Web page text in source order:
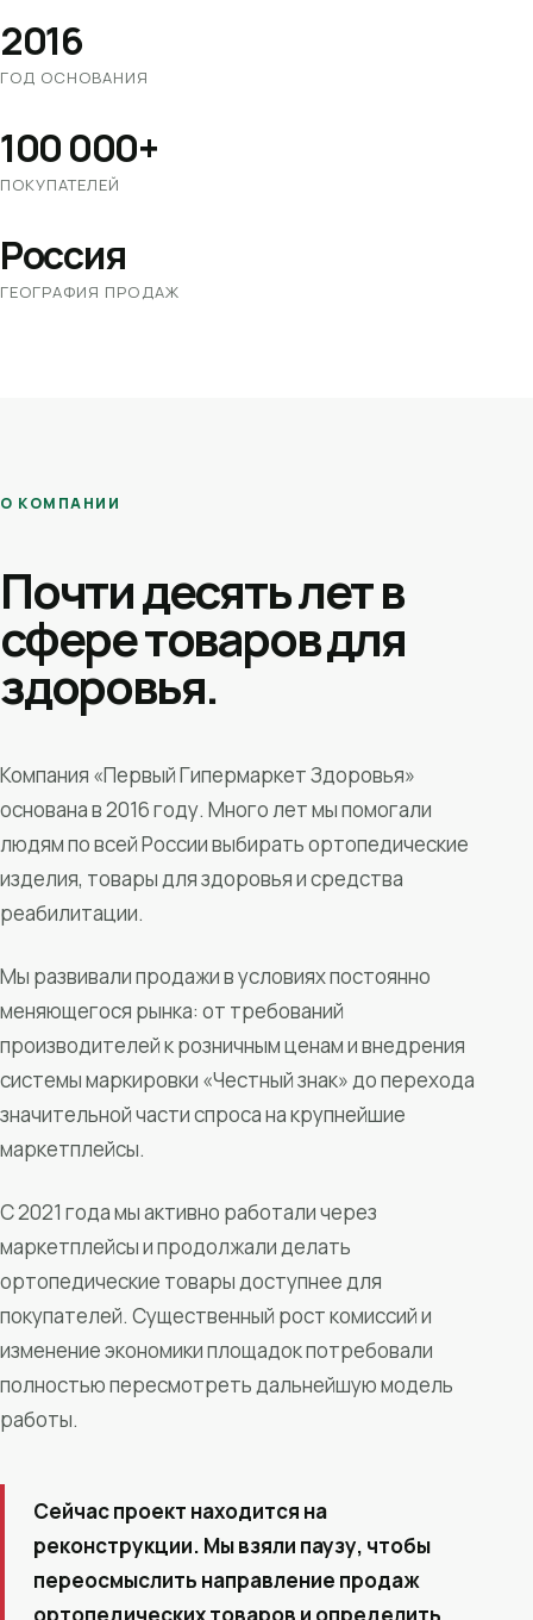
2016
ГОД ОСНОВАНИЯ
100 000+
ПОКУПАТЕЛЕЙ
Россия
ГЕОГРАФИЯ ПРОДАЖ
О КОМПАНИИ
Почти десять лет в
сфере товаров для
здоровья.
Компания «Первый Гипермаркет Здоровья»
основана в 2016 году. Много лет мы помогали
людям по всей России выбирать ортопедические
изделия, товары для здоровья и средства
реабилитации.
Мы развивали продажи в условиях постоянно
меняющегося рынка: от требований
производителей к розничным ценам и внедрения
системы маркировки «Честный знак» до перехода
значительной части спроса на крупнейшие
маркетплейсы.
С 2021 года мы активно работали через
маркетплейсы и продолжали делать
ортопедические товары доступнее для
покупателей. Существенный рост комиссий и
изменение экономики площадок потребовали
полностью пересмотреть дальнейшую модель
работы.
Сейчас проект находится на
реконструкции. Мы взяли паузу, чтобы
переосмыслить направление продаж